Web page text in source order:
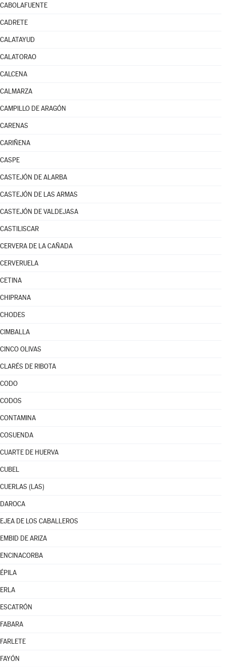
CABOLAFUENTE
CADRETE
CALATAYUD
CALATORAO
CALCENA
CALMARZA
CAMPILLO DE ARAGÓN
CARENAS
CARIÑENA
CASPE
CASTEJÓN DE ALARBA
CASTEJÓN DE LAS ARMAS
CASTEJÓN DE VALDEJASA
CASTILISCAR
CERVERA DE LA CAÑADA
CERVERUELA
CETINA
CHIPRANA
CHODES
CIMBALLA
CINCO OLIVAS
CLARÉS DE RIBOTA
CODO
CODOS
CONTAMINA
COSUENDA
CUARTE DE HUERVA
CUBEL
CUERLAS (LAS)
DAROCA
EJEA DE LOS CABALLEROS
EMBID DE ARIZA
ENCINACORBA
ÉPILA
ERLA
ESCATRÓN
FABARA
FARLETE
FAYÓN